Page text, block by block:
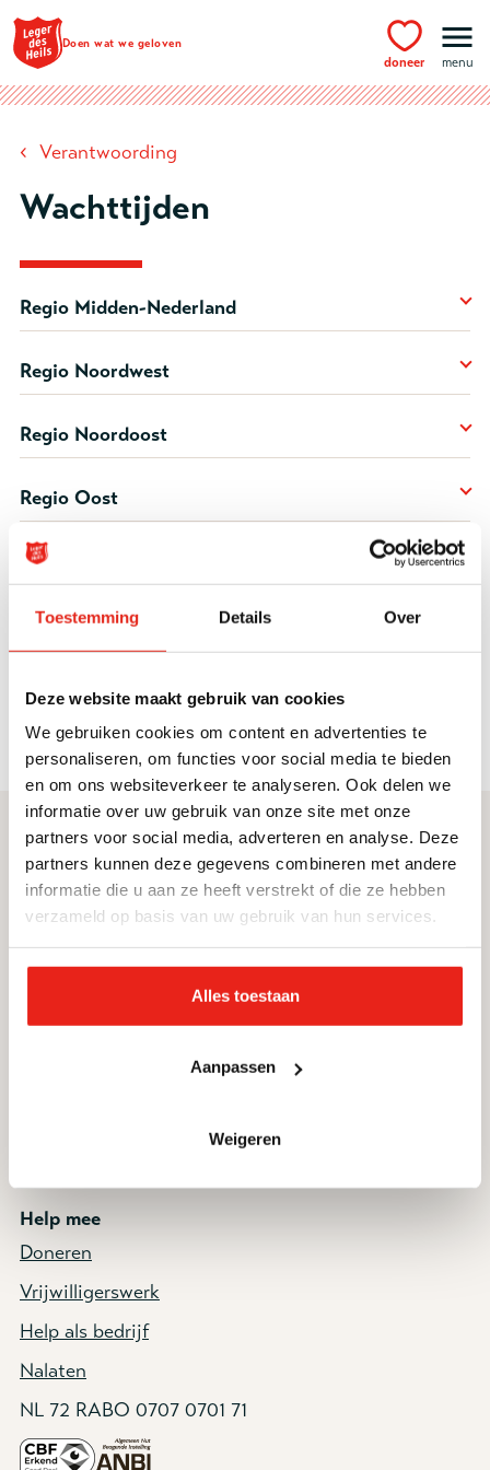
Toestemming Details Over
Deze website maakt gebruik van cookies
We gebruiken cookies om content en advertenties te
personaliseren, om functies voor social media te bieden
en om ons websiteverkeer te analyseren. Ook delen we
informatie over uw gebruik van onze site met onze
partners voor social media, adverteren en analyse. Deze
partners kunnen deze gegevens combineren met andere
informatie die u aan ze heeft verstrekt of die ze hebben
verzameld op basis van uw gebruik van hun services.
Alles toestaan
Aanpassen
Weigeren
Ga naar hoofdinhoud
Doen wat we geloven
doneer menu
‹ Verantwoording
Wachttijden
Regio Midden-Nederland
Regio Noordwest
Regio Noordoost
Regio Oost
Goodwillcentra Amsterdam
Regio Rijnmond Zuidwest
Regio Zuidoost
Direct naar
Ik zoek hulp
Vacatures
Informatie voor
deelnemers en cliënten
Service & contact
Contact
Donateursservice
Nieuwsbrief
Help mee
Doneren
Vrijwilligerswerk
Help als bedrijf
Nalaten
NL 72 RABO 0707 0701 71